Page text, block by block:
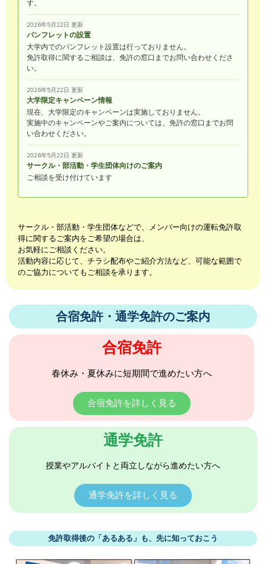
す。
2026年5月22日 更新
パンフレットの設置
大学内でのパンフレット設置は行っておりません。
免許取得に関するご相談は、免許の窓口までお問い合わせくださ
い。
2026年5月22日 更新
大学限定キャンペーン情報
現在、大学限定のキャンペーンは実施しておりません。
実施中のキャンペーンやご案内については、免許の窓口までお問
い合わせください。
2026年5月22日 更新
サークル・部活動・学生団体向けのご案内
ご相談を受け付けています
サークル・部活動・学生団体などで、メンバー向けの運転免許取
得に関するご案内をご希望の場合は、
お気軽にご相談ください。
活動内容に応じて、チラシ配布やご紹介方法など、可能な範囲で
のご協力についてもご相談を承ります。
合宿免許・通学免許のご案内
合宿免許
春休み・夏休みに短期間で進めたい方へ
合宿免許を詳しく見る
通学免許
授業やアルバイトと両立しながら進めたい方へ
通学免許を詳しく見る
免許取得後の「あるある」も、先に知っておこう